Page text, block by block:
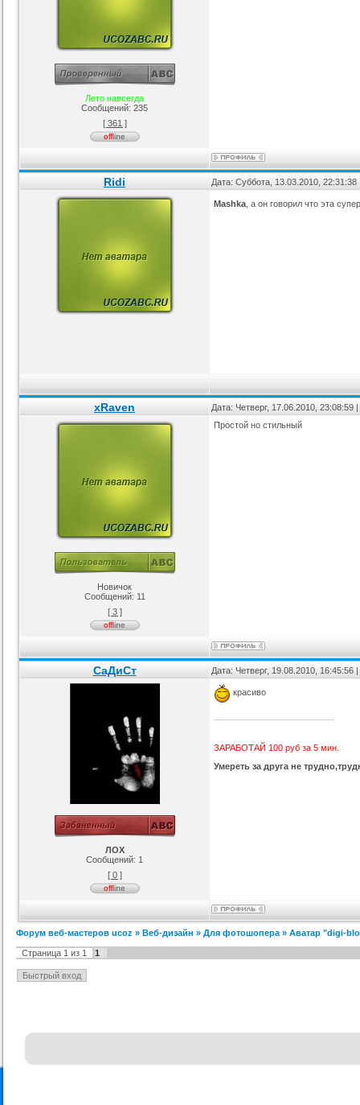
Лето навсегда
Сообщений: 235
[ 361 ]
Ridi Дата: Суббота, 13.03.2010,
Mashka, а он говорил что эта
xRaven Дата: Четверг, 17.06.2010,
Новичок
Сообщений: 11
[ 3 ]
Простой но стильный
СаДиСт Дата: Четверг, 19.08.2010,
ЛОХ
Сообщений: 1
[ 0 ]
красиво
ЗАРАБОТАЙ 100 руб за 5 мин.
Умереть за друга не
Форум веб-мастеров ucoz » Веб-дизайн » Для фотошопера » Аватар "digi-
Страница 1 из 1 1